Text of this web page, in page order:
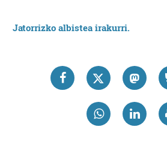
Jatorrizko albistea irakurri.